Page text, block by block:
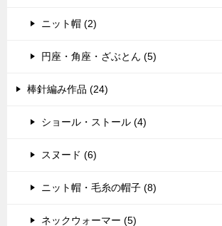
ニット帽 (2)
円座・角座・ざぶとん (5)
棒針編み作品 (24)
ショール・ストール (4)
スヌード (6)
ニット帽・毛糸の帽子 (8)
ネックウォーマー (5)